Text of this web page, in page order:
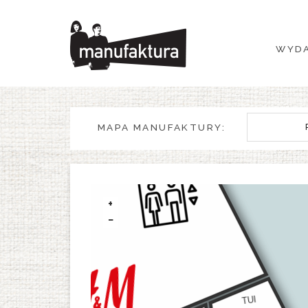
WYDARZENIA
ZAKUPY
PROMOCJE
ROZRYWKA
RESTAURACJE
PLAN
O NAS
MAPA MANUFAKTURY:
+
−